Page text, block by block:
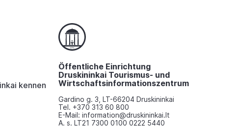
kennen
Öffentliche Einrichtung
Druskininkai Tourismus- und
Wirtschaftsinformationszentrum
Gardino g. 3, LT-66204 Druskininkai
Tel. +370 313 60 800
E-Mail: information@druskininkai.lt
A. s. LT21 7300 0100 0222 5440